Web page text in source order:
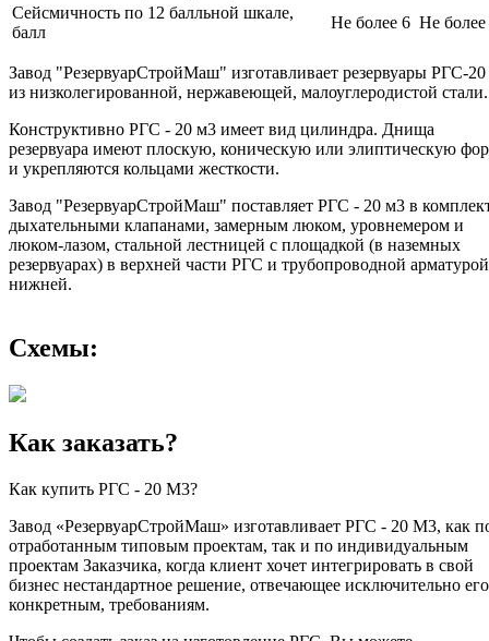
Сейсмичность по 12 балльной шкале,
балл
Не более 6 Не более
Завод "РезервуарСтройМаш" изготавливает резервуары РГС-
из низколегированной, нержавеющей, малоуглеродистой стали.
Конструктивно РГС - 20 м3 имеет вид цилиндра. Днища
резервуара имеют плоскую, коническую или элиптическую
и укрепляются кольцами жесткости.
Завод "РезервуарСтройМаш" поставляет РГС - 20 м3 в
дыхательными клапанами, замерным люком, уровнемером и
люком-лазом, стальной лестницей с площадкой (в наземных
резервуарах) в верхней части РГС и трубопроводной
нижней.
Схемы:
Как заказать?
Как купить РГС - 20 М3?
Завод «РезервуарСтройМаш» изготавливает РГС - 20 М3, как
отработанным типовым проектам, так и по индивидуальным
проектам Заказчика, когда клиент хочет интегрировать в свой
бизнес нестандартное решение, отвечающее исключительно
конкретным, требованиям.